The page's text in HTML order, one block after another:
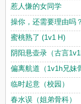
惹人慊的女同学
操你，还需要理由吗
蜜桃熟了 (1v1 H)
阴阳悬壶录（古言
偏离航道（1v1h兄妹
临时起意（校园）
春水误（姐弟骨科）